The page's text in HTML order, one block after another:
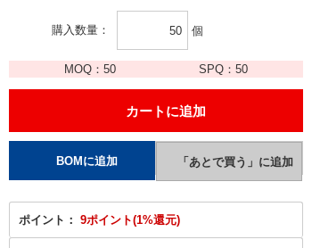
購入数量 個
MOQ： 50 SPQ：50
ポイント： 9ポイント(1%還元)